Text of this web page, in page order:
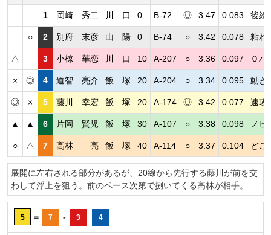
1 岡崎 秀二 川 口 0 B-72 ◎ 3.47 0.083 後続
○ 2 別府 末彦 山 陽 0 B-74 ○ 3.42 0.078 粘れ
△ 3 小椋 華恋 川 口 10 A-207 ○ 3.36 0.097 ０ハ
× ◎ 4 道智 亮介 飯 塚 20 A-204 ○ 3.34 0.095 動き
◎ × 5 藤川 幸宏 飯 塚 20 A-174 ◎ 3.42 0.077 速攻
▲ ▲ 6 片岡 賢児 飯 塚 30 A-107 ○ 3.38 0.098 ノビ
○ △ 7 高林 亮 飯 塚 40 A-114 ○ 3.37 0.104 どこ
展開に左右される部分があるが、20線から先行する藤川が前を交
わして浮上を狙う。前のペース次第で捌いてくる高林が相手。
5 = 7 - 3 4